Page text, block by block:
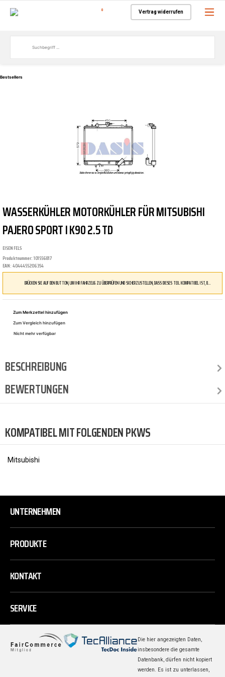
0 Vertrag widerrufen
Bestsellers
WASSERKÜHLER MOTORKÜHLER FÜR MITSUBISHI
PAJERO SPORT I K90 2.5 TD
EISENFELS
Produktnummer: 101556817
EAN: 4044455206354
DRÜCKEN SIE AUF DEN BUTTON, UM IHR FAHRZEUG ZU ÜBERPRÜFEN UND SICHERZUSTELLEN, DASS DIESES TEIL KOMPATIBEL IST, BEVOR SIE ES BESTELLEN
Zum Merkzettel hinzufügen
Zum Vergleich hinzufügen
Nicht mehr verfügbar
BESCHREIBUNG
BEWERTUNGEN
KOMPATIBEL MIT FOLGENDEN PKWS
Mitsubishi
UNTERNEHMEN
PRODUKTE
KONTAKT
SERVICE
Die hier angezeigten Daten,
insbesondere die gesamte
Datenbank, dürfen nicht kopiert
werden. Es ist zu unterlassen,